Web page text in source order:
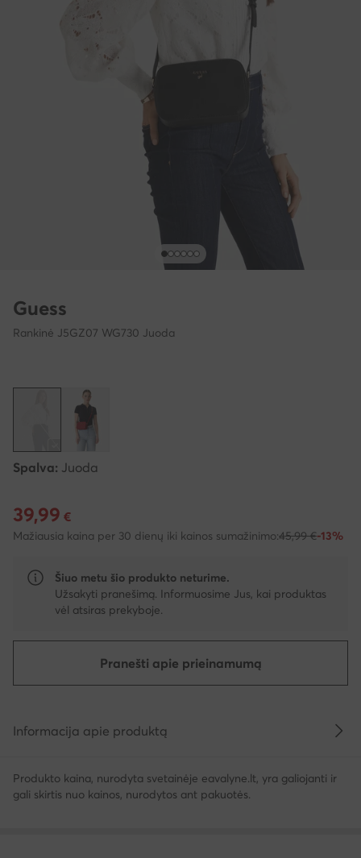
Guess
Rankinė J5GZ07 WG730 Juoda
Spalva: Juoda
Dabartinė kaina 39,99 €
39,99 €
Mažiausia kaina per 30 dienų iki kainos sumažinimo:45,99 €-13%
Šiuo metu šio produkto neturime.
Užsakyti pranešimą. Informuosime Jus, kai produktas
vėl atsiras prekyboje.
Pranešti apie prieinamumą
Informacija apie produktą
Produkto kaina, nurodyta svetainėje eavalyne.lt, yra galiojanti ir
gali skirtis nuo kainos, nurodytos ant pakuotės.